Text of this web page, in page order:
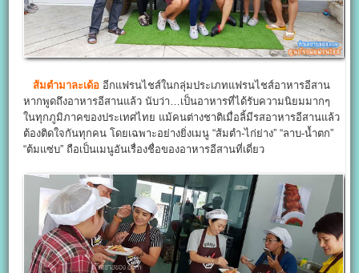
ส้มตำมาละเด้อ อีกแฟรนไชส์ในกลุ่มประเภทแฟรนไชส์อาหารอีสาน
หากพูดถึงอาหารอีสานแล้ว นับว่า…เป็นอาหารที่ได้รับความนิยมมากๆ
ในทุกภูมิภาคของประเทศไทย แม้คนต่างชาติเมื่อลิ้มีรสอาหารอีสานแล้ว
ต้องติดใจกันทุกคน โดยเฉพาะอย่างยิ่งเมนู “ส้มตำ-ไก่ย่าง” “ลาบ-น้ำตก”
“ต้มแซ่บ” ถือเป็นเมนูอันเรื่องชื่อของอาหารอีสานที่เดี่ยว